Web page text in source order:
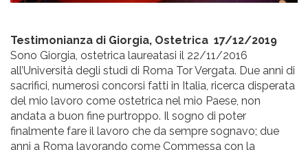
Testimonianza di Giorgia, Ostetrica 17/12/2019
Sono Giorgia, ostetrica laureatasi il 22/11/2016
all’Università degli studi di Roma Tor Vergata. Due anni di
sacrifici, numerosi concorsi fatti in Italia, ricerca disperata
del mio lavoro come ostetrica nel mio Paese, non
andata a buon fine purtroppo. Il sogno di poter
finalmente fare il lavoro che da sempre sognavo; due
anni a Roma lavorando come Commessa con la